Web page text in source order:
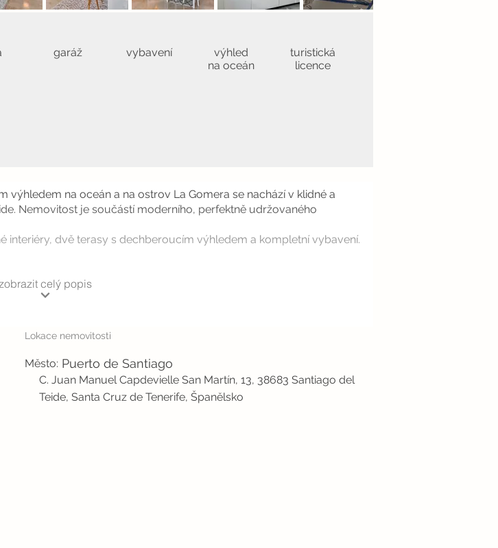
garáž vybavení
výhled
na oceán
turistická
licence
na oceán a na ostrov La Gomera se nachází v klidné a
Nemovitost je součástí moderního, perfektně udržovaného
interiéry, dvě terasy s dechberoucím výhledem a kompletní vybavení.
zobrazit celý popis
Lokace nemovitosti
Město: Puerto de Santiago
C. Juan Manuel Capdevielle San Martín, 13, 38683 Santiago del
Teide, Santa Cruz de Tenerife, Španělsko